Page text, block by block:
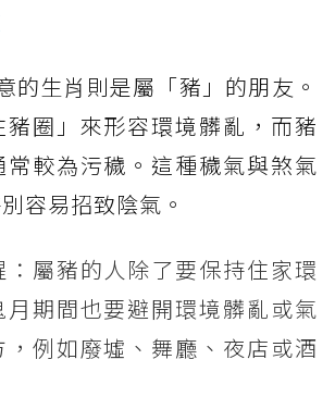
的生肖則是屬「豬」的朋友。
圈」來形容環境髒亂，而豬
較為污穢。這種穢氣與煞氣
容易招致陰氣。
屬豬的人除了要保持住家環
期間也要避開環境髒亂或氣
例如廢墟、舞廳、夜店或酒